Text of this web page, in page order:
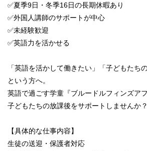
✅夏季9日・冬季16日の長期休暇あり
✅外国人講師のサポートが中心
✅未経験歓迎
✅英語力を活かせる
「英語を活かして働きたい」「子どもたち
という方へ。
英語で過ごす学童『ブルードルフィンズア
子どもたちの放課後をサポートしませんか？
【具体的な仕事内容】
生徒の送迎・保護者対応